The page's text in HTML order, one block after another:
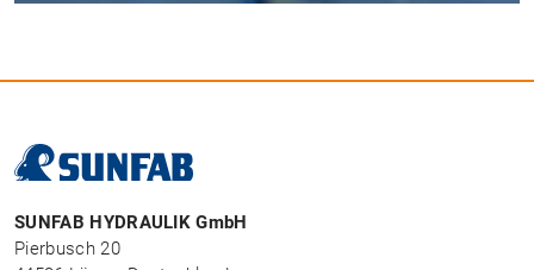
SUNFAB HYDRAULIK GmbH
Pierbusch 20